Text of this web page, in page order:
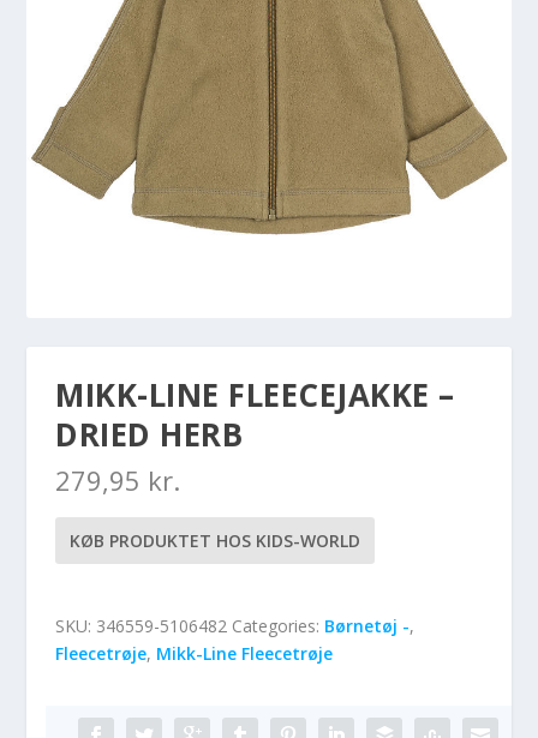
MIKK-LINE FLEECEJAKKE –
DRIED HERB
279,95 kr.
KØB PRODUKTET HOS KIDS-WORLD
SKU: 346559-5106482 Categories: Børnetøj -,
Fleecetrøje, Mikk-Line Fleecetrøje